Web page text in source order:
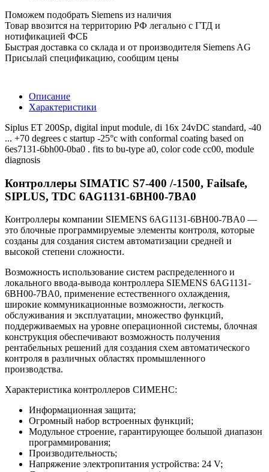
Поможем подобрать Siemens из наличия
Товар ввозится на территорию РФ легально с ГТД и
нотификацией ФСБ
Быстрая доставка со склада и от производителя Siemens AG
Присылай спецификацию, сообщим цены
Описание
Характеристики
Siplus ET 200Sp, digital input module, di 16x 24vDC standard, -40
... +70 degrees c startup -25°c with conformal coating based on
6es7131-6bh00-0ba0 . fits to bu-type a0, color code cc00, module
diagnosis
Контроллеры SIMATIC S7-400 /-1500, Failsafe,
SIPLUS, TDC 6AG1131-6BH00-7BA0
Контроллеры компании SIEMENS 6AG1131-6BH00-7BA0 —
это блочные программируемые элементы контроля, которые
созданы для создания систем автоматизации средней и
высокой степени сложности.
Возможность использование систем распределенного и
локального ввода-вывода контроллера SIEMENS 6AG1131-
6BH00-7BA0, применение естественного охлаждения,
широкие коммуникационные возможности, легкость
обслуживания и эксплуатации, множество функций,
поддерживаемых на уровне операционной системы, блочная
конструкция обеспечивают возможность получения
рентабельных решений для создания схем автоматического
контроля в различных областях промышленного
производства.
Характеристика контроллеров СИМЕНС:
Информационная защита;
Огромный набор встроенных функций;
Модульное строение, гарантирующее большой диапазон
программирования;
Производительность;
Напряжение электропитания устройства: 24 V;